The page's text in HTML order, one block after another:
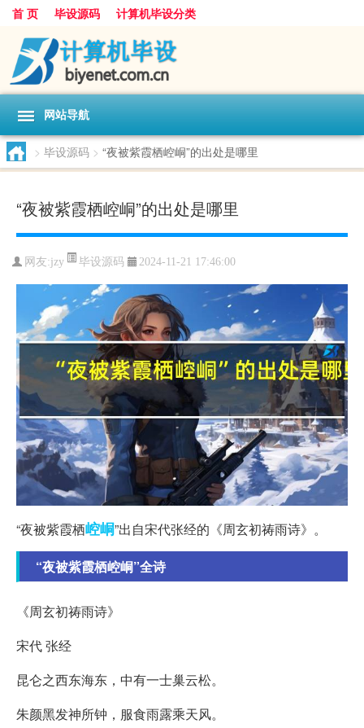
首 页 毕设源码 计算机毕设分类
网站导航
> 毕设源码 > “夜被紫霞栖崆峒”的出处是哪里
“夜被紫霞栖崆峒”的出处是哪里
网友:jzy 毕设源码 2024-11-21 17:46:00
“夜被紫霞栖崆峒”出自宋代张经的《周玄初祷雨诗》。
“夜被紫霞栖崆峒”全诗
《周玄初祷雨诗》
宋代 张经
昆仑之西东海东，中有一士巢云松。
朱颜黑发神所钟，服食雨露乘天风。